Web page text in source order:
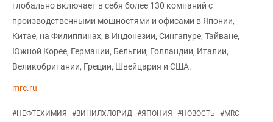
глобально включает в себя более 130 компаний с
производственными мощностями и офисами в Японии,
Китае, на Филиппинах, в Индонезии, Сингапуре, Тайване,
Южной Корее, Германии, Бельгии, Голландии, Италии,
Великобритании, Греции, Швейцария и США.
mrc.ru
#НЕФТЕХИМИЯ #ВИНИЛХЛОРИД #ЯПОНИЯ #НОВОСТЬ #MRC